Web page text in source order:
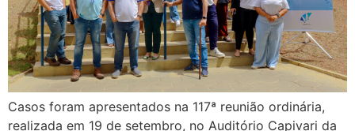
Casos foram apresentados na 117ª reunião ordinária,
realizada em 19 de setembro, no Auditório Capivari da